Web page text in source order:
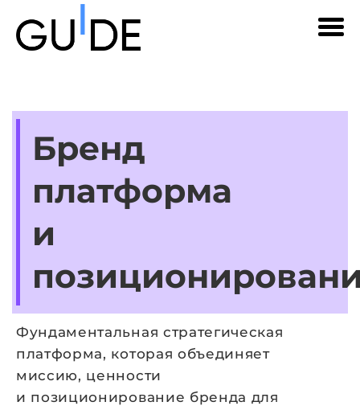
Бренд
платформа
и
Фундаментальная стратегическая
платформа, которая объединяет
миссию, ценности
и позиционирование бренда для